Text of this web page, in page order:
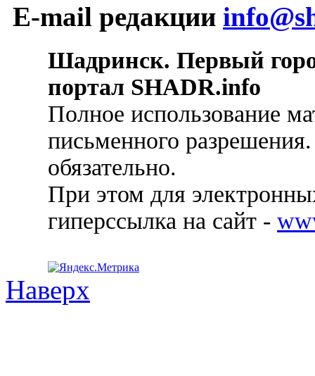
E-mail редакции
Шадринск. Первый
портал SHADR.info
Полное использование
письменного
обязательно.
При этом для
гиперссылка на сайт -
Наверх